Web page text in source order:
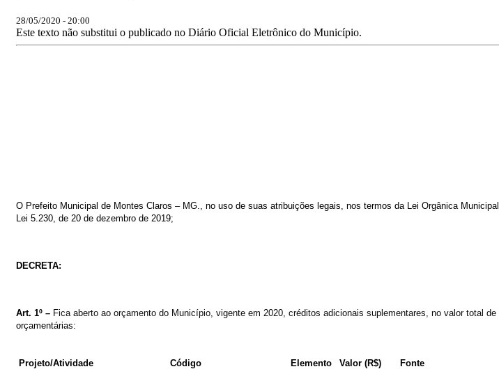
28/05/2020 - 20:00
Este texto não substitui o publicado no Diário Oficial Eletrônico do Município.
O Prefeito Municipal de Montes Claros – MG., no uso de suas atribuições legais, nos termos da Lei Orgânica Municipal,
Lei 5.230 de 20 de dezembro de 2019;
DECRETA:
Art. 1º – Fica aberto ao orçamento do Município , vigente em 2020, créditos adicionais suplementares no valor total de
orçamentárias:
Projeto/Atividade Código Elemento Valor (R$) Fonte